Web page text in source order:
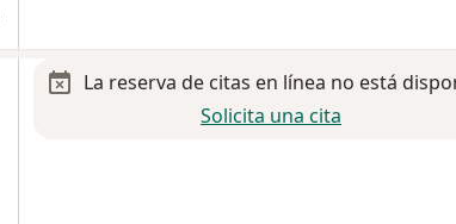
La reserva de citas en línea no está
Solicita una cita